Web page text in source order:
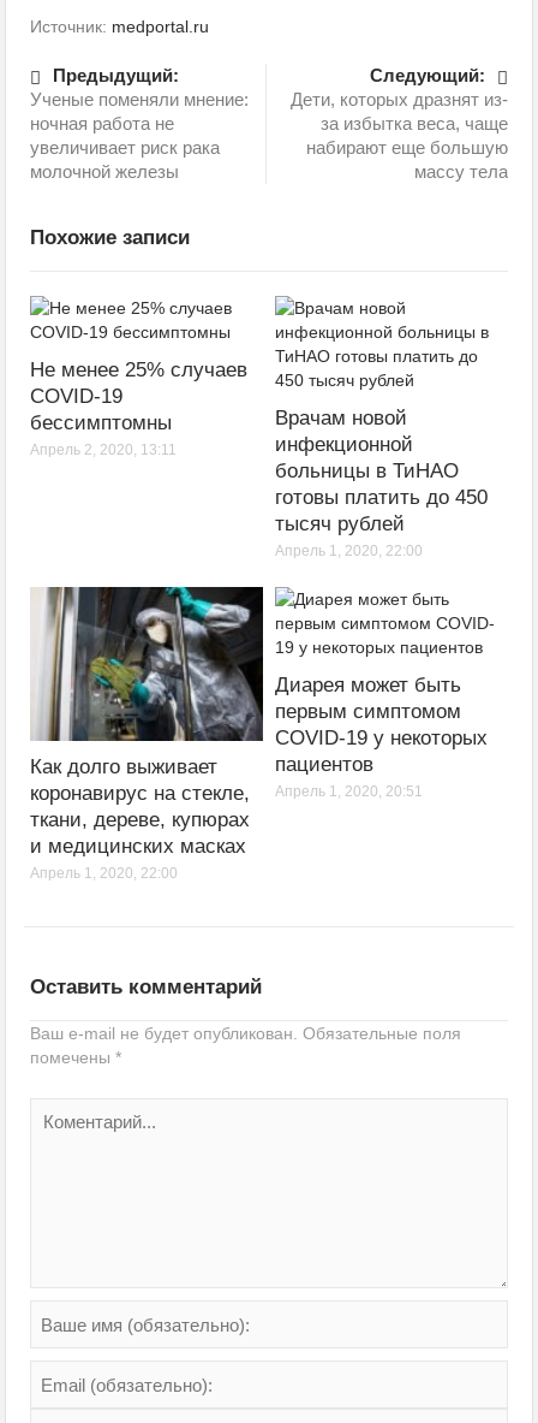
Источник: medportal.ru
Предыдущий:
Ученые поменяли мнение:
ночная работа не
увеличивает риск рака
молочной железы
Следующий:
Дети, которых дразнят из-
за избытка веса, чаще
набирают еще большую
массу тела
Похожие записи
Не менее 25% случаев
COVID-19
бессимптомны
Апрель 2, 2020, 13:11
Врачам новой
инфекционной
больницы в ТиНАО
готовы платить до 450
тысяч рублей
Апрель 1, 2020, 22:00
Как долго выживает
коронавирус на стекле,
ткани, дереве, купюрах
и медицинских масках
Апрель 1, 2020, 22:00
Диарея может быть
первым симптомом
COVID-19 у некоторых
пациентов
Апрель 1, 2020, 20:51
Оставить комментарий
Ваш e-mail не будет опубликован. Обязательные поля
помечены*